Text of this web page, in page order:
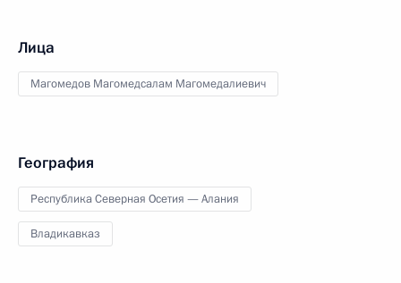
Лица
Магомедов Магомедсалам Магомедалиевич
География
Республика Северная Осетия — Алания
Владикавказ